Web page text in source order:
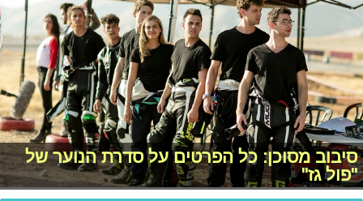
סיבוב מסוכן: כל הפרטים על סדרת הנוער של
"פול גז"